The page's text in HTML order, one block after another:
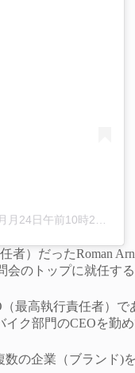
24日午前10時26分PDT
者）だったRoman
会のトップに就任する
最高執行責任者）で
ク部門のCEOを勤め
の企業（ブランド)